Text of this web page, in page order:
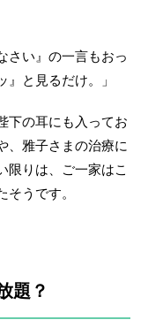
さい』の一言もおっ
と見るだけ。」
下の耳にも入ってお
、雅子さまの治療に
限りは、ご一家はこ
うです。
題？